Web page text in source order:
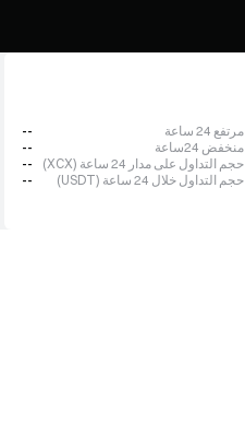
مرتفع 24 ساعة
--
منخفض 24ساعة
--
حجم التداول على مدار 24 ساعة (XCX)
--
حجم التداول خلال 24 ساعة (USDT)
--